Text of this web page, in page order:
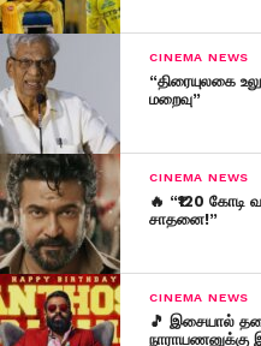
CINEMA NEWS
“திரையுலகை
மறைவு”
CINEMA NEWS
🔥 “₹120 கோடி
சாதனை!”
CINEMA NEWS
🎵 இசையால்
நாராயணனுக்கு